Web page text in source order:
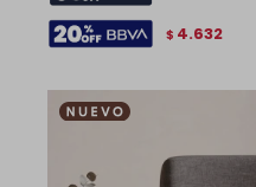
$ 4.632